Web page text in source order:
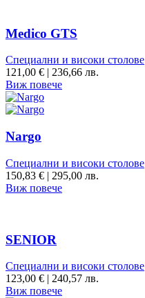
Medico GTS
Специални и високи столове
121,00 € | 236,66 лв.
Виж повече
Nargo
Специални и високи столове
150,83 € | 295,00 лв.
Виж повече
SENIOR
Специални и високи столове
123,00 € | 240,57 лв.
Виж повече